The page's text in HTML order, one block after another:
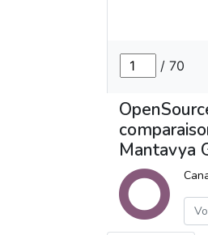
Mantavya